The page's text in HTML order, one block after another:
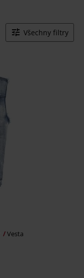
Všechny filtry
Vesta